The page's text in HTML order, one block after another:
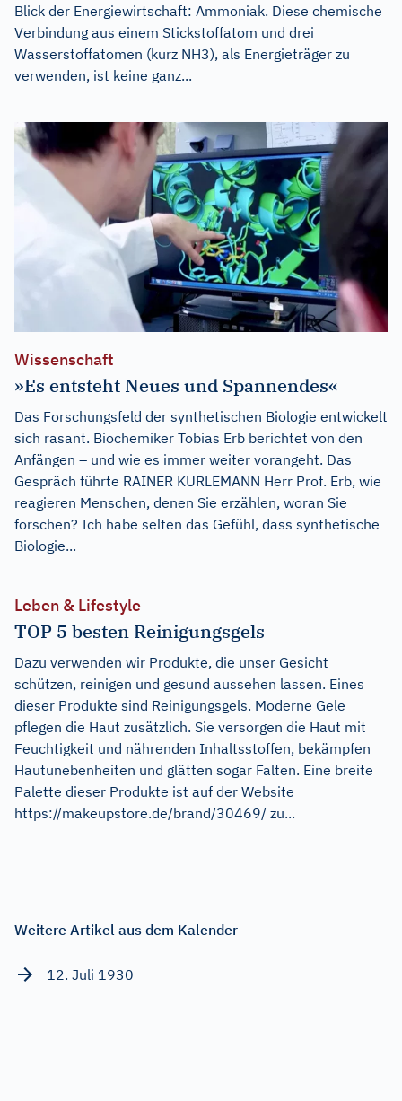
Blick der Energiewirtschaft: Ammoniak. Diese chemische
Verbindung aus einem Stickstoffatom und drei
Wasserstoffatomen (kurz NH3), als Energieträger zu
verwenden, ist keine ganz...
Wissenschaft
»Es entsteht Neues und Spannendes«
Das Forschungsfeld der synthetischen Biologie entwickelt
sich rasant. Biochemiker Tobias Erb berichtet von den
Anfängen – und wie es immer weiter vorangeht. Das
Gespräch führte RAINER KURLEMANN Herr Prof. Erb, wie
reagieren Menschen, denen Sie erzählen, woran Sie
forschen? Ich habe selten das Gefühl, dass synthetische
Biologie...
Leben & Lifestyle
TOP 5 besten Reinigungsgels
Dazu verwenden wir Produkte, die unser Gesicht
schützen, reinigen und gesund aussehen lassen. Eines
dieser Produkte sind Reinigungsgels. Moderne Gele
pflegen die Haut zusätzlich. Sie versorgen die Haut mit
Feuchtigkeit und nährenden Inhaltsstoffen, bekämpfen
Hautunebenheiten und glätten sogar Falten. Eine breite
Palette dieser Produkte ist auf der Website
https://makeupstore.de/brand/30469/ zu...
Weitere Artikel aus dem Kalender
12. Juli 1930